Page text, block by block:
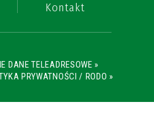
Kontakt
DANE TELEADRESOWE »
PRYWATNOŚCI / RODO »